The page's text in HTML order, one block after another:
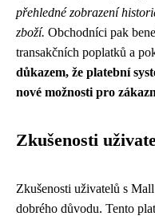
přehledné zobrazení
zboží. Obchodníci pak
transakčních poplatků a
důkazem, že platební
nové možnosti pro
Zkušenosti
Zkušenosti uživatelů s
dobrého důvodu. Tento